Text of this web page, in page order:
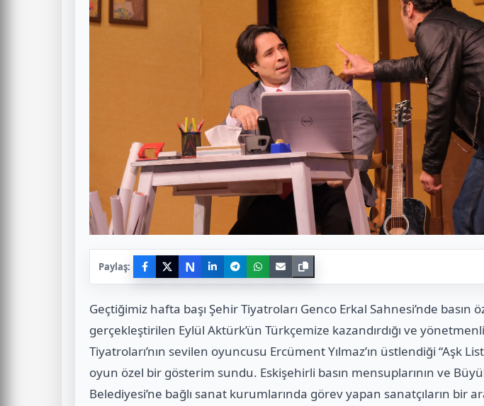
Paylaş: N
Geçtiğimiz hafta başı Şehir Tiyatroları Genco Erkal Sahnesi’nde basın
gerçekleştirilen Eylül Aktürk’ün Türkçemize kazandırdığı ve
Tiyatroları’nın sevilen oyuncusu Ercüment Yılmaz’ın üstlendiği “Aşk
oyun özel bir gösterim sundu. Eskişehirli basın mensuplarının ve
Belediyesi’ne bağlı sanat kurumlarında görev yapan sanatçıların bir